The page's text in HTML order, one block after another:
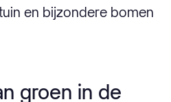
en bijzondere bomen
groen in de